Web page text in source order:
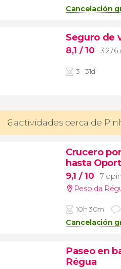
Cancelación
Seguro de
8,1 / 10
3 - 31d
6 actividades cerca de
Crucero
hasta
9,1 / 10
7
Peso da
10h 30m
Cancelación
Paseo en
Régua